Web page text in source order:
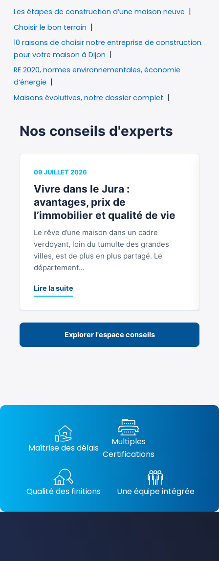
Les étapes de construction d’une maison neuve
Choisir le bon terrain
10 raisons de choisir notre entreprise de construction
pour votre maison à Dijon
RE 2020, normes environnementales, économie
d’énergie
Maisons évolutives, notre dossier complet
Nos conseils d'experts
09 JUILLET 2026
Vivre dans le Jura :
avantages, prix de
l’immobilier et qualité de vie
Le rêve d’une maison dans un cadre
verdoyant, loin du tumulte des grandes
villes, est de plus en plus partagé. Le
département...
Lire la suite
Explorer l'espace conseils
Maîtrise des délais
Multiples
Certifications
Qualité des finitions Une équipe intégrée